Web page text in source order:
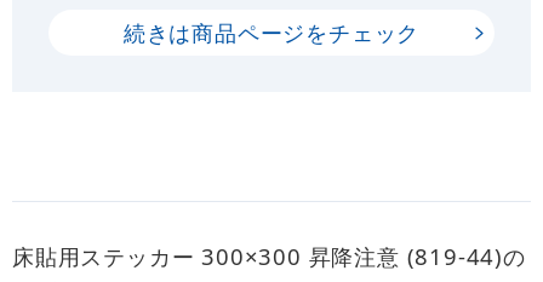
続きは商品ページをチェック
床貼用ステッカー 300×300 昇降注意 (819-44)の